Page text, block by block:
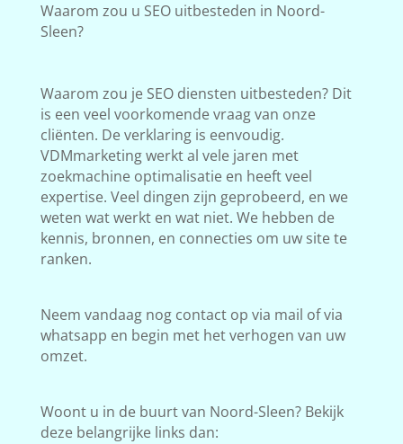
Waarom zou u SEO uitbesteden in Noord-
Sleen?
Waarom zou je SEO diensten uitbesteden? Dit
is een veel voorkomende vraag van onze
cliënten. De verklaring is eenvoudig.
VDMmarketing werkt al vele jaren met
zoekmachine optimalisatie en heeft veel
expertise. Veel dingen zijn geprobeerd, en we
weten wat werkt en wat niet. We hebben de
kennis, bronnen, en connecties om uw site te
ranken.
Neem vandaag nog contact op via mail of via
whatsapp en begin met het verhogen van uw
omzet.
Woont u in de buurt van Noord-Sleen? Bekijk
deze belangrijke links dan: